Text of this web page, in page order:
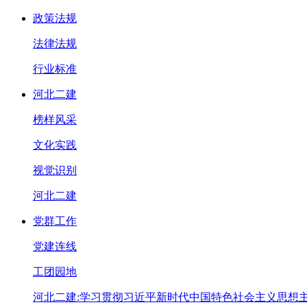
政策法规
法律法规
行业标准
河北二建
榜样风采
文化实践
视觉识别
河北二建
党群工作
党建连线
工团园地
河北二建:学习贯彻习近平新时代中国特色社会主义思想